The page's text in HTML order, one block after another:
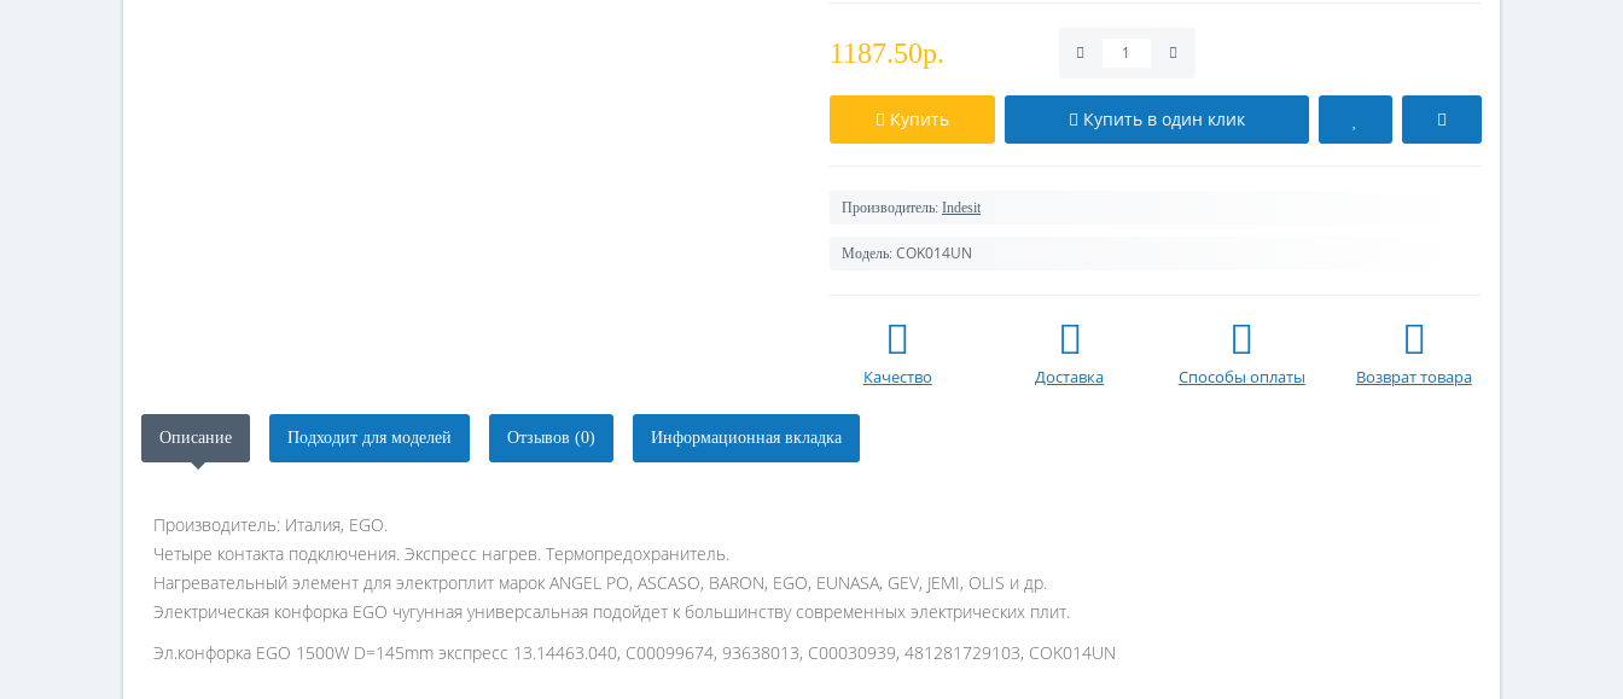
1187.50р.
Купить Купить в один клик
Производитель: Indesit
Модель: COK014UN
Качество Доставка Способы оплаты Возврат товара
Описание Подходит для моделей Отзывов (0) Информационная вкладка
Производитель: Италия, EGO.
Четыре контакта подключения. Экспресс нагрев. Термопредохранитель.
Нагревательный элемент для электроплит марок ANGEL PO, ASCASO, BARON, EGO, EUNASA, GEV, JEMI, OLIS и др.
Электрическая конфорка EGO чугунная универсальная подойдет к большинству современных электрических плит.
Эл.конфорка EGO 1500W D=145mm экспресс 13.14463.040, C00099674, 93638013, C00030939, 481281729103, COK014UN